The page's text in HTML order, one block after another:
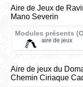
Aire de Jeux de
Mano Severin
Modules présents
aire de jeux
Aire de jeux du
Chemin Ciriaque